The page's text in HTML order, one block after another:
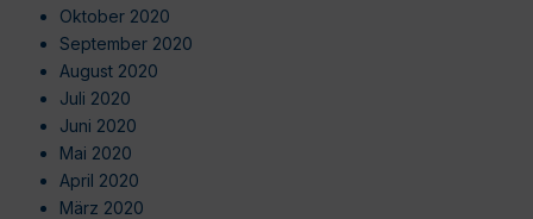
Oktober 2020
September 2020
August 2020
Juli 2020
Juni 2020
Mai 2020
April 2020
März 2020